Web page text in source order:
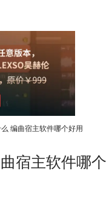
编曲宿主软件哪个好用
宿主软件哪个